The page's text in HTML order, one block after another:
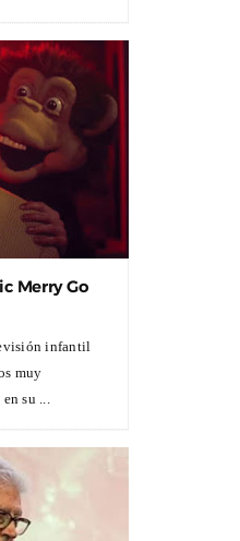
Merry Go
infantil
muy
su ...